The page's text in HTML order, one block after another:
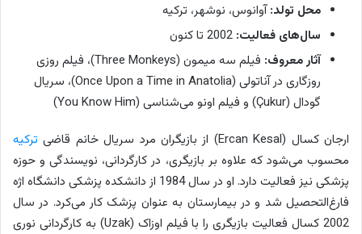
محل تولد:آوانوس، نوشهر، ترکیه
سال‌های فعالیت:
آثار معروف:
فیلم سه میمون (Three Monkeys)، فیلم روزی
روزگاری در آناتولی (Once Upon a Time in Anatolia)، سریال
گودال (Çukur) و فیلم اونو می‌شناسی (You Know Him)
ارجان کسال (Ercan Kesal) از بازیگران مرد سریال خانم قاضی
ترکیه
محسوب می‌شود که علاوه بر بازیگری، در کارگردانی، نویسندگی و حوزه
پزشکی نیز فعالیت دارد. او در سال 1984 از دانشکده پزشکی دانشگاه اژه
فارغ‌التحصیل شد و در بیمارستان به عنوان پزشک کار می‌کرد. در سال
2002 کسال فعالیت بازیگری را با فیلم اوزاک (Uzak) به کارگردانی نوری